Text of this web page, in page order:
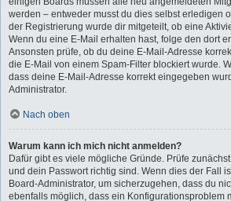
werden – entweder musst du dies selbst erledigen
der Registrierung wurde dir mitgeteilt, ob eine
Wenn du eine E-Mail erhalten hast, folge den dort
Ansonsten prüfe, ob du deine E-Mail-Adresse
die E-Mail von einem Spam-Filter blockiert wurde.
dass deine E-Mail-Adresse korrekt eingegeben
Administrator.
Nach oben
Warum kann ich mich nicht anmelden?
Dafür gibt es viele mögliche Gründe. Prüfe
und dein Passwort richtig sind. Wenn dies der Fall
Board-Administrator, um sicherzugehen, dass du
ebenfalls möglich, dass ein Konfigurationsproblem